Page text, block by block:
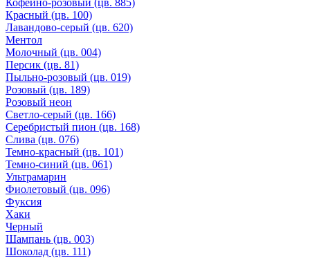
Красный (цв. 100)
Лавандово-серый (цв. 620)
Ментол
Молочный (цв. 004)
Персик (цв. 81)
Пыльно-розовый (цв. 019)
Розовый (цв. 189)
Розовый неон
Светло-серый (цв. 166)
Серебристый пион (цв. 168)
Слива (цв. 076)
Темно-красный (цв. 101)
Темно-синий (цв. 061)
Ультрамарин
Фиолетовый (цв. 096)
Фуксия
Хаки
Черный
Шампань (цв. 003)
Шоколад (цв. 111)